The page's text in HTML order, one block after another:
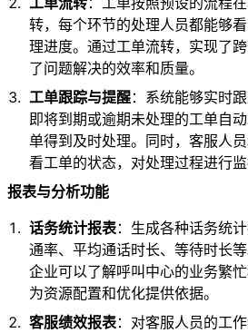
转，每个环节的处理人员都能够看
理进度。通过工单流转，实现了跨
了问题解决的效率和质量。
工单跟踪与提醒：系统能够实时
即将到期或逾期未处理的工单自
单得到及时处理。同时，客服人员
看工单的状态，对处理过程进行监
报表与分析功能
话务统计报表：生成各种话务统
通率、平均通话时长、等待时长等
企业可以了解呼叫中心的业务繁忙
为资源配置和优化提供依据。
客服绩效报表：对客服人员的工